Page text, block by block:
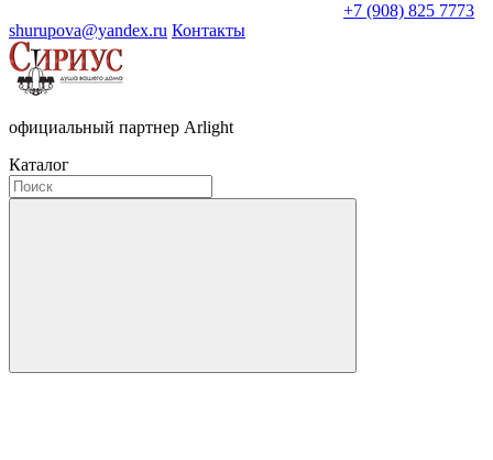
+7 (908) 825 7773
shurupova@yandex.ru Контакты
официальный партнер Arlight
Каталог